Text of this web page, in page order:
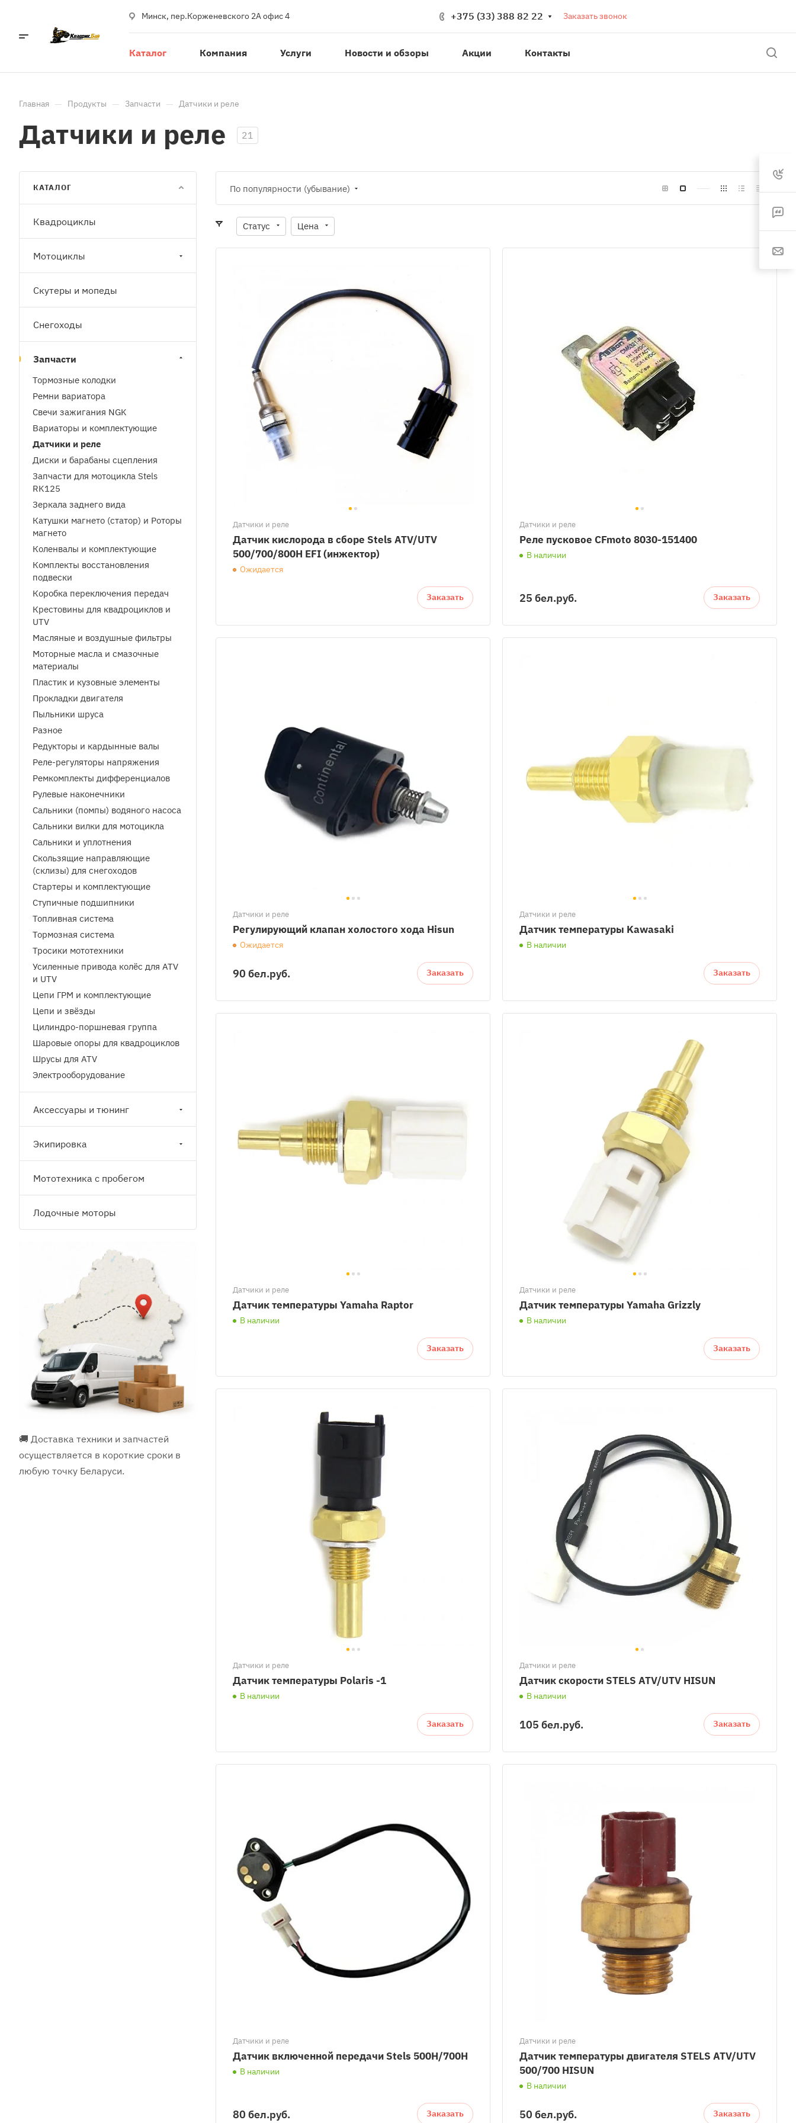
Минск, пер.Корженевского 2А офис 4 +375 (33) 388 82 22 Заказать звонок
Каталог Компания Услуги Новости и обзоры Акции Контакты
Главная — Продукты — Запчасти — Датчики и реле
Датчики и реле 21
По популярности (убывание)
Статус Цена
Датчики и реле
Датчик кислорода в сборе Stels ATV/UTV
500/700/800H EFI (инжектор)
Ожидается
Заказать
Датчики и реле
Реле пусковое CFmoto 8030-151400
В наличии
25 бел.руб. Заказать
Датчики и реле
Регулирующий клапан холостого хода Hisun
Ожидается
90 бел.руб. Заказать
Датчики и реле
Датчик температуры Kawasaki
В наличии
Заказать
Датчики и реле
Датчик температуры Yamaha Raptor
В наличии
Заказать
Датчики и реле
Датчик температуры Yamaha Grizzly
В наличии
Заказать
Датчики и реле
Датчик температуры Polaris -1
В наличии
Заказать
Датчики и реле
Датчик скорости STELS ATV/UTV HISUN
В наличии
105 бел.руб. Заказать
Датчики и реле
Датчик включенной передачи Stels 500H/700H
В наличии
80 бел.руб. Заказать
Датчики и реле
Датчик температуры двигателя STELS ATV/UTV
500/700 HISUN
В наличии
50 бел.руб. Заказать
КАТАЛОГ
Квадроциклы
Мотоциклы
Скутеры и мопеды
Снегоходы
Запчасти
Тормозные колодки
Ремни вариатора
Cвечи зажигания NGK
Вариаторы и комплектующие
Датчики и реле
Диски и барабаны сцепления
Запчасти для мотоцикла Stels
RK125
Зеркала заднего вида
Катушки магнето (статор) и Роторы
магнето
Коленвалы и комплектующие
Комплекты восстановления
подвески
Коробка переключения передач
Крестовины для квадроциклов и
UTV
Масляные и воздушные фильтры
Моторные масла и смазочные
материалы
Пластик и кузовные элементы
Прокладки двигателя
Пыльники шруса
Разное
Редукторы и кардынные валы
Реле-регуляторы напряжения
Ремкомплекты дифференциалов
Рулевые наконечники
Сальники (помпы) водяного насоса
Сальники вилки для мотоцикла
Сальники и уплотнения
Скользящие направляющие
(склизы) для снегоходов
Стартеры и комплектующие
Ступичные подшипники
Топливная система
Тормозная система
Тросики мототехники
Усиленные привода колёс для ATV
и UTV
Цепи ГРМ и комплектующие
Цепи и звёзды
Цилиндро-поршневая группа
Шаровые опоры для квадроциклов
Шрусы для ATV
Электрооборудование
Аксессуары и тюнинг
Экипировка
Мототехника с пробегом
Лодочные моторы
🚚 Доставка техники и запчастей
осуществляется в короткие сроки в
любую точку Беларуси.